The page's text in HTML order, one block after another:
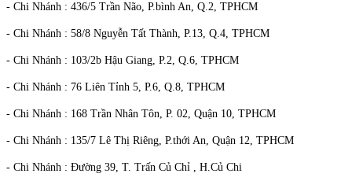
- Chi Nhánh : 436/5 Trần Não, P.bình An, Q.2, TPHCM
- Chi Nhánh : 58/8 Nguyễn Tất Thành, P.13, Q.4, TPHCM
- Chi Nhánh : 103/2b Hậu Giang, P.2, Q.6, TPHCM
- Chi Nhánh : 76 Liên Tỉnh 5, P.6, Q.8, TPHCM
- Chi Nhánh : 168 Trần Nhân Tôn, P. 02, Quận 10, TPHCM
- Chi Nhánh : 135/7 Lê Thị Riêng, P.thới An, Quận 12, TPHCM
- Chi Nhánh : Đường 39, T. Trấn Củ Chỉ , H.Củ Chi